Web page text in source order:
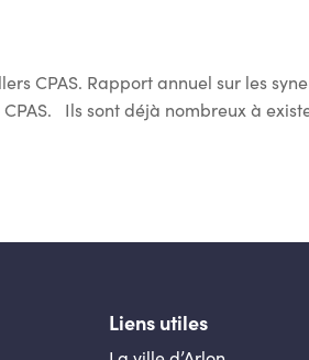
CPAS. Rapport annuel sur les
CPAS. Ils sont déjà nombreux à
Liens utiles